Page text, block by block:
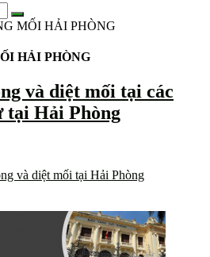
MỐI HẢI PHÒNG
HẢI PHÒNG
và diệt mối tại các
tại Hải Phòng
và diệt mối tại Hải Phòng